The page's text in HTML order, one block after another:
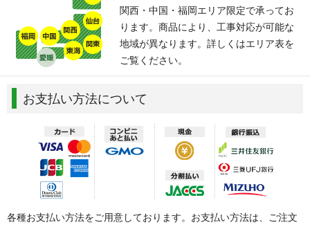
関西・中国・福岡エリア限定で承ってお
ります。商品により、工事対応が可能な
地域が異なります。詳しくはエリア表を
ご覧ください。
お支払い方法について
各種お支払い方法をご用意しております。お支払い方法は、ご注文